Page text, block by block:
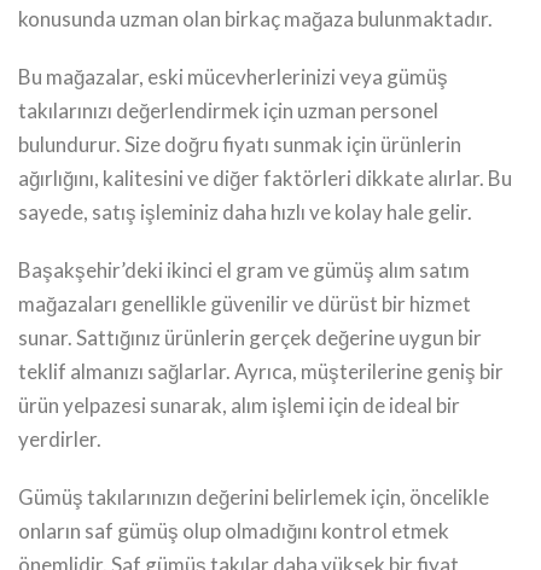
konusunda uzman olan birkaç mağaza bulunmaktadır.
Bu mağazalar, eski mücevherlerinizi veya gümüş
takılarınızı değerlendirmek için uzman personel
bulundurur. Size doğru fiyatı sunmak için ürünlerin
ağırlığını, kalitesini ve diğer faktörleri dikkate alırlar. Bu
sayede, satış işleminiz daha hızlı ve kolay hale gelir.
Başakşehir’deki ikinci el gram ve gümüş alım satım
mağazaları genellikle güvenilir ve dürüst bir hizmet
sunar. Sattığınız ürünlerin gerçek değerine uygun bir
teklif almanızı sağlarlar. Ayrıca, müşterilerine geniş bir
ürün yelpazesi sunarak, alım işlemi için de ideal bir
yerdirler.
Gümüş takılarınızın değerini belirlemek için, öncelikle
onların saf gümüş olup olmadığını kontrol etmek
önemlidir. Saf gümüş takılar daha yüksek bir fiyat